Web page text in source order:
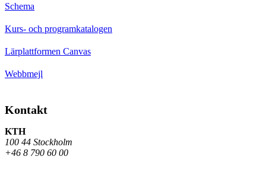
Schema
Kurs- och programkatalogen
Lärplattformen Canvas
Webbmejl
Kontakt
KTH
100 44 Stockholm
+46 8 790 60 00